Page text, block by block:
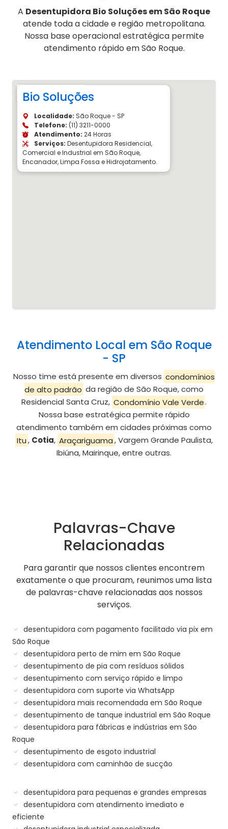
A Desentupidora Bio Soluções em São Roque
atende toda a cidade e região metropolitana.
Nossa base operacional estratégica permite
atendimento rápido em São Roque.
Bio Soluções
Localidade: São Roque - SP
Telefone: (11) 3211-0000
Atendimento: 24 Horas
Serviços: Desentupidora Residencial,
Comercial e Industrial em São Roque,
Encanador, Limpa Fossa e Hidrojatamento.
Atendimento Local em São Roque
- SP
Nosso time está presente em diversos condomínios
de alto padrão da região de São Roque, como
Residencial Santa Cruz, Condomínio Vale Verde.
Nossa base estratégica permite rápido
atendimento também em cidades próximas como
Itu, Cotia, Araçariguama, Vargem Grande Paulista,
Ibiúna, Mairinque, entre outras.
Palavras-Chave
Relacionadas
Para garantir que nossos clientes encontrem
exatamente o que procuram, reunimos uma lista
de palavras-chave relacionadas aos nossos
serviços.
desentupidora com pagamento facilitado via pix em
São Roque
desentupidora perto de mim em São Roque
desentupimento de pia com resíduos sólidos
desentupimento com serviço rápido e limpo
desentupidora com suporte via WhatsApp
desentupidora mais recomendada em São Roque
desentupimento de tanque industrial em São Roque
desentupidora para fábricas e indústrias em São
Roque
desentupimento de esgoto industrial
desentupidora com caminhão de sucção
desentupidora para pequenas e grandes empresas
desentupidora com atendimento imediato e
eficiente